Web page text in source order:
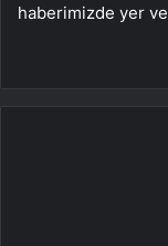
haberimizde yer